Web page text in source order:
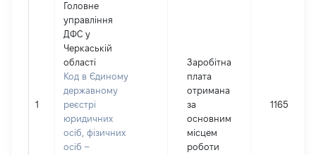
1
Головне
управління
ДФС у
Черкаській
області
Код в Єдиному
державному
реєстрі
юридичних
осіб, фізичних
осіб –
Заробітна
плата
отримана
за
основним
місцем
роботи
116594